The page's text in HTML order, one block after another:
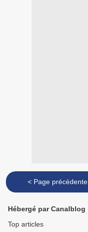
< Page précédente
Hébergé par Canalblog
Top articles